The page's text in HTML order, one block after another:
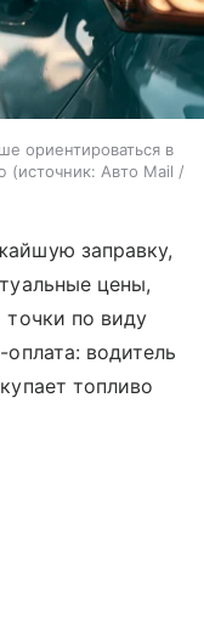
ориентироваться в
источник: Авто Mail /
заправку,
цены,
точки по виду
водитель
топливо